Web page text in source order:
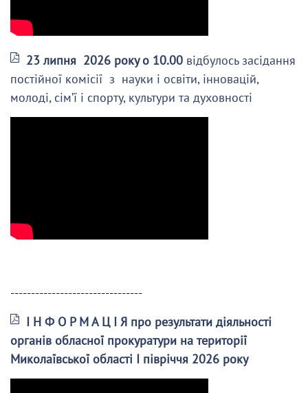
23 липня 2026 року о 10.00 відбулось засідання
постійної комісії з науки і освіти, інновацій,
молоді, сім’ї і спорту, культури та духовності
--------------------------------
І Н Ф О Р М А Ц І Я про результати діяльності
органів обласної прокуратури на території
Миколаївської області І півріччя 2026 року